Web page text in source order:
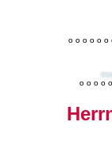
o o o o o o
o o o o o